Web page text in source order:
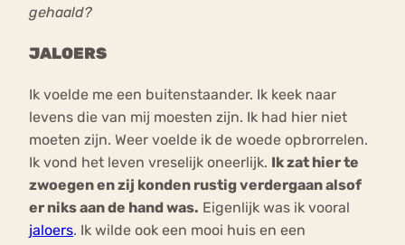
gehaald?
JALOERS
Ik voelde me een buitenstaander. Ik keek naar
levens die van mij moesten zijn. Ik had hier niet
moeten zijn. Weer voelde ik de woede opbrorrelen.
Ik vond het leven vreselijk oneerlijk. Ik zat hier te
zwoegen en zij konden rustig verdergaan alsof
er niks aan de hand was. Eigenlijk was ik vooral
jaloers. Ik wilde ook een mooi huis en een